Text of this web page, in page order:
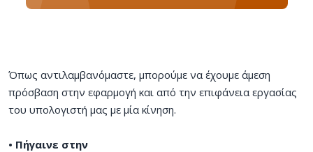
Όπως αντιλαμβανόμαστε, μπορούμε να έχουμε άμεση
πρόσβαση στην εφαρμογή και από την επιφάνεια εργασίας
του υπολογιστή μας με μία κίνηση.
• Πήγαινε στην